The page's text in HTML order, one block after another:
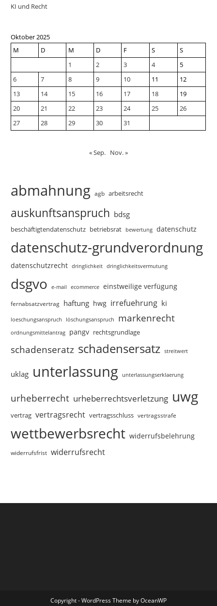
KI und Recht
Oktober 2025
M
D M D F S
S
1
2 3 4
5
6
7 8 9 10 11
12
13
14 15 16 17 18
19
20
21 22 23 24 25
26
27
28 29 30 31
« Sep. Nov. »
abmahnung agb arbeitsrecht
auskunftsanspruch bdsg
beschäftigtendatenschutz betriebsrat bewertung datenschutz
datenschutz-grundverordnung
datenschutzrecht dringlichkeit dringlichkeitsvermutung
dsgvo e-mail ecommerce einstweilige verfügung
fernabsatzvertrag haftung hwg irrefuehrung ki
loeschungsanspruch löschungsanspruch markenrecht
ordnungsmittelantrag pangv rechtsgrundlage
schadenseratz schadensersatz streitwert
uklag unterlassung unterlassungserklaerung
urheberrecht urheberrechtsverletzung uwg
vertrag vertragsrecht vertragsschluss vertragsstrafe
wettbewerbsrecht widerrufsbelehrung
widerrufsfrist widerrufsrecht
Copyright - WordPress Theme by OceanWP